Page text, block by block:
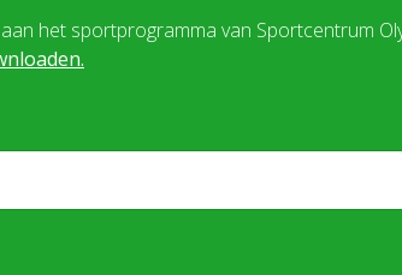
het sportprogramma van Sportcentrum
.